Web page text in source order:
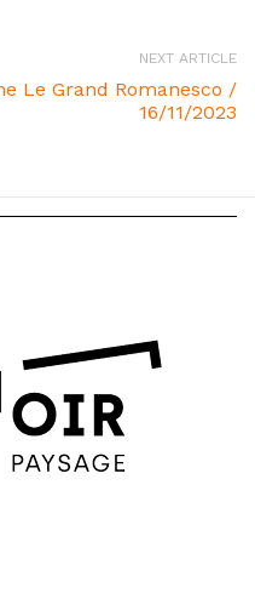
NEXT ARTICLE
Le Grand Romanesco /
16/11/2023